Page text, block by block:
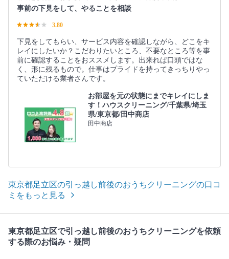
事前の下見をして、やることを相談
3.80
下見をしてもらい、サービス内容を確認しながら、どこをキ
レイにしたいか？こだわりたいところ、不要なところ等を事
前に確認することをおススメします。出来れば口頭ではな
く、形に残るもので。仕事はプライドを持ってきっちりやっ
ていただける業者さんです。
お部屋を元の状態にまでキレイにしま
す！ハウスクリーニング/千葉県/埼玉
県/東京都/田中商店
田中商店
東京都足立区の引っ越し前後のおうちクリーニングの口コ
ミをもっと見る
東京都足立区で引っ越し前後のおうちクリーニングを依頼
する際のお悩み・疑問